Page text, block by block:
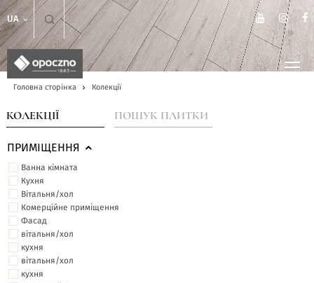
UA
Головна сторінка Колекції
КОЛЕКЦІЇ ПОШУК ПЛИТКИ
ПРИМІЩЕННЯ
Ванна кімната
Кухня
Вітальня/хол
Комерційне приміщення
Фасад
вітальня/хол
кухня
вітальня/хол
кухня